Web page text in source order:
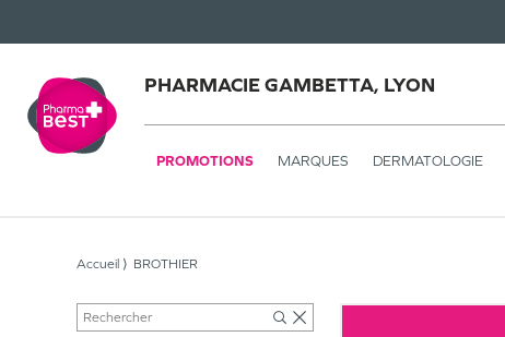
PHARMACIE GAMBETTA, LYON
PROMOTIONS MARQUES DERMATOLOGIE
Accueil BROTHIER